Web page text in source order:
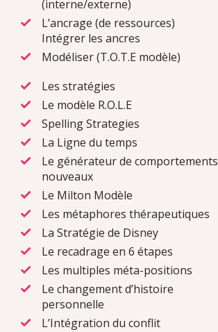
(interne/externe)
L’ancrage (de ressources)
Intégrer les ancres
Modéliser (T.O.T.E modèle)
Les stratégies
Le modèle R.O.L.E
Spelling Strategies
La Ligne du temps
Le générateur de comportements
nouveaux
Le Milton Modèle
Les métaphores thérapeutiques
La Stratégie de Disney
Le recadrage en 6 étapes
Les multiples méta-positions
Le changement d’histoire
personnelle
L’Intégration du conflit